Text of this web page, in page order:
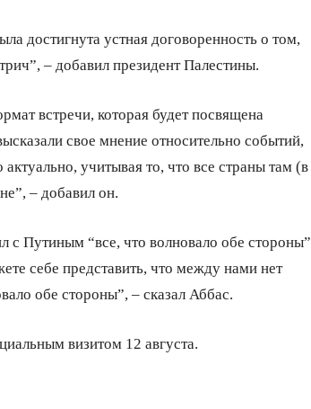
достигнута устная договоренность о том,
– добавил президент Палестины.
встречи, которая будет посвящена
свое мнение относительно событий,
учитывая то, что все страны там (в
– добавил он.
с Путиным “все, что волновало обе стороны”.
себе представить, что между нами нет
обе стороны”, – сказал Аббас.
визитом 12 августа.